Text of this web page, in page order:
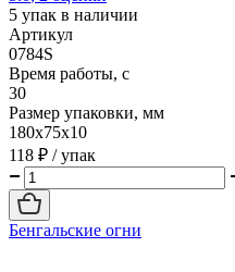
5 упак в наличии
Артикул
0784S
Время работы, с
30
Размер упаковки, мм
180х75х10
118 ₽ / упак
Бенгальские огни